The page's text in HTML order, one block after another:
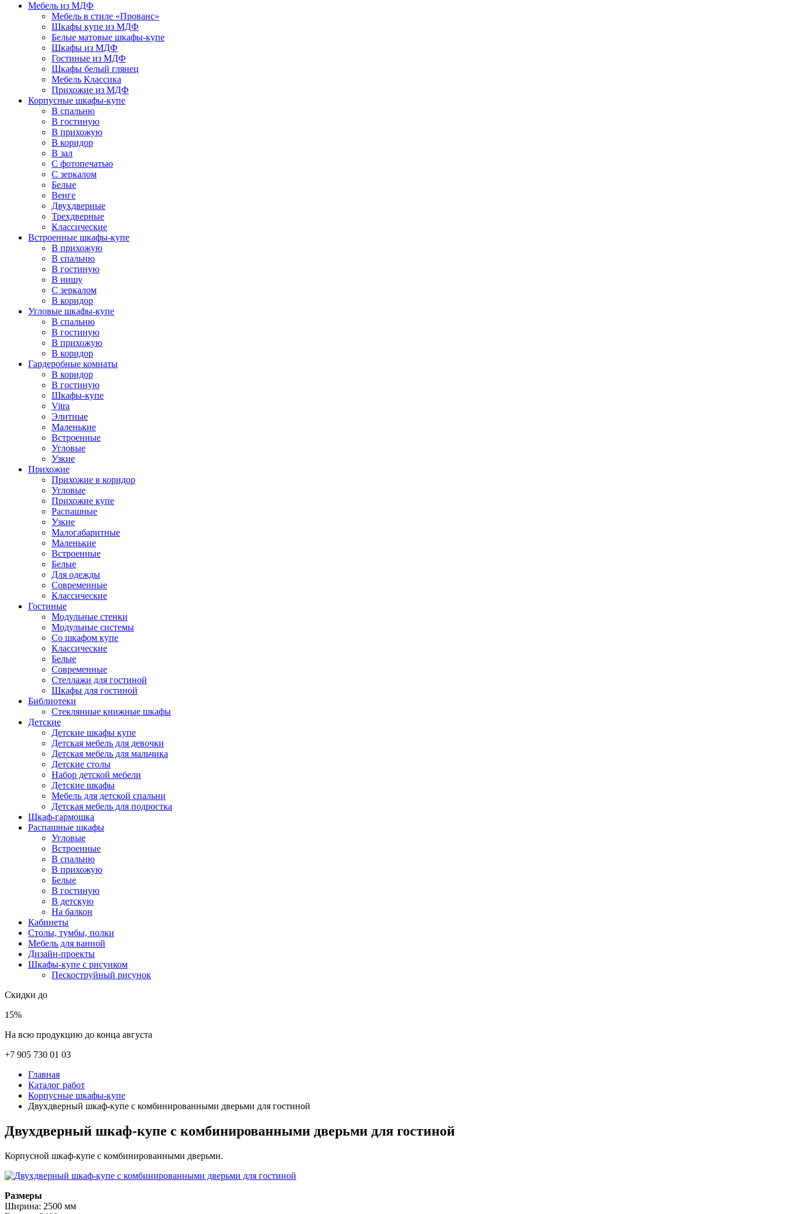
Мебель из МДФ
Мебель в стиле «Прованс»
Шкафы купе из МДФ
Белые матовые шкафы-купе
Шкафы из МДФ
Гостиные из МДФ
Шкафы белый глянец
Мебель Классика
Прихожие из МДФ
Корпусные шкафы-купе
В спальню
В гостиную
В прихожую
В коридор
В зал
С фотопечатью
С зеркалом
Белые
Венге
Двухдверные
Трехдверные
Классические
Встроенные шкафы-купе
В прихожую
В спальню
В гостиную
В нишу
С зеркалом
В коридор
Угловые шкафы-купе
В спальню
В гостиную
В прихожую
В коридор
Гардеробные комнаты
В коридор
В гостиную
Шкафы-купе
Vitra
Элитные
Маленькие
Встроенные
Угловые
Узкие
Прихожие
Прихожие в коридор
Угловые
Прихожие купе
Распашные
Узкие
Малогабаритные
Маленькие
Встроенные
Белые
Для одежды
Современные
Классические
Гостиные
Модульные стенки
Модульные системы
Со шкафом купе
Классические
Белые
Современные
Стеллажи для гостиной
Шкафы для гостиной
Библиотеки
Стеклянные книжные шкафы
Детские
Детские шкафы купе
Детская мебель для девочки
Детская мебель для мальчика
Детские столы
Набор детской мебели
Детские шкафы
Мебель для детской спальни
Детская мебель для подростка
Шкаф-гармошка
Распашные шкафы
Угловые
Встроенные
В спальню
В прихожую
Белые
В гостиную
В детскую
На балкон
Кабинеты
Столы, тумбы, полки
Мебель для ванной
Дизайн-проекты
Шкафы-купе с рисунком
Пескоструйный рисунок
Скидки до
15%
На всю продукцию до конца августа
+7 905 730 01 03
Главная
Каталог работ
Корпусные шкафы-купе
Двухдверный шкаф-купе с комбинированными дверьми для гостиной
Двухдверный шкаф-купе с комбинированными дверьми для гостиной
Корпусной шкаф-купе с комбинированными дверьми.
Размеры
Ширина: 2500 мм